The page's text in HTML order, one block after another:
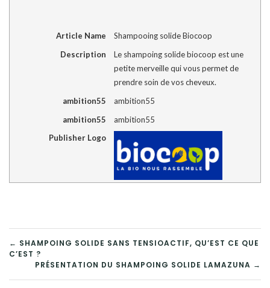
Article Name
Shampooing solide Biocoop
Description
Le shampoing solide biocoop est une
petite merveille qui vous permet de
prendre soin de vos cheveux.
ambition55
ambition55
ambition55
ambition55
Publisher Logo
NAVIGATION
DE
← SHAMPOING SOLIDE SANS TENSIOACTIF, QU’EST CE QUE
C’EST ?
PRÉSENTATION DU SHAMPOING SOLIDE LAMAZUNA →